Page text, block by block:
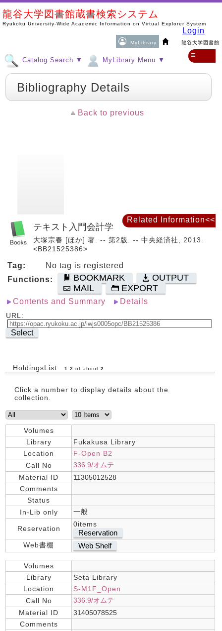
龍谷大学図書館蔵書検索システム
Ryukoku University-Wide Academic Information on Virtual Explorer System
MyLibrary 龍谷大学図書館
Login
Catalog Search ▼ MyLibrary Menu ▼
≡
Bibliography Details
Back to previous
テキスト入門会計学
大塚宗春 [ほか] 著. -- 第2版. -- 中央経済社, 2013.
<BB21525386>
Tag:
No tag is registered
Functions:
BOOKMARK
OUTPUT
MAIL
EXPORT
Contents and Summary Details
URL:
Select
HoldingsList 1 -2 of about 2
Click a number to display details about the
collection.
Volumes
Library
Fukakusa Library
Location
F-Open B2
Call No
336.9/オムテ
Material ID
11305012528
Comments
Status
In-Lib only
一般
Reservation
0items
Reservation
Web書棚 Web Shelf
Volumes
Library
Seta Library
Location
S-M1F_Open
Call No
336.9/オムテ
Material ID
31405078525
Comments
Related Information<<